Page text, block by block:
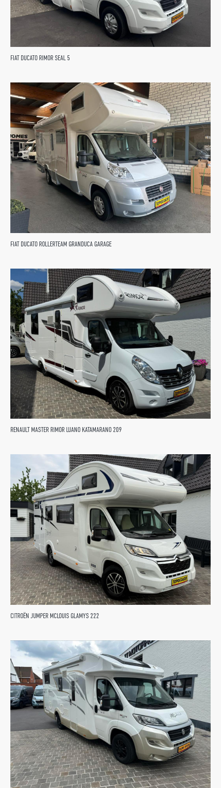
FIAT DUCATO RIMOR SEAL 5
FIAT DUCATO ROLLERTEAM GRANDUCA GARAGE
RENAULT MASTER RIMOR LUANO KATAMARANO 209
CITROËN JUMPER MCLOUIS GLAMYS 222